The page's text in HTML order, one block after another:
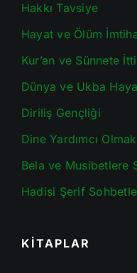
Hakkı Tavsiye
Hayat ve Ölüm
Kur’an ve Sünnete
Dünya ve Ukba
Diriliş Gençliği
Dine Yardımcı Olmak
Bela ve Musibetlere
Hadisi Şerif
KİTAPLAR